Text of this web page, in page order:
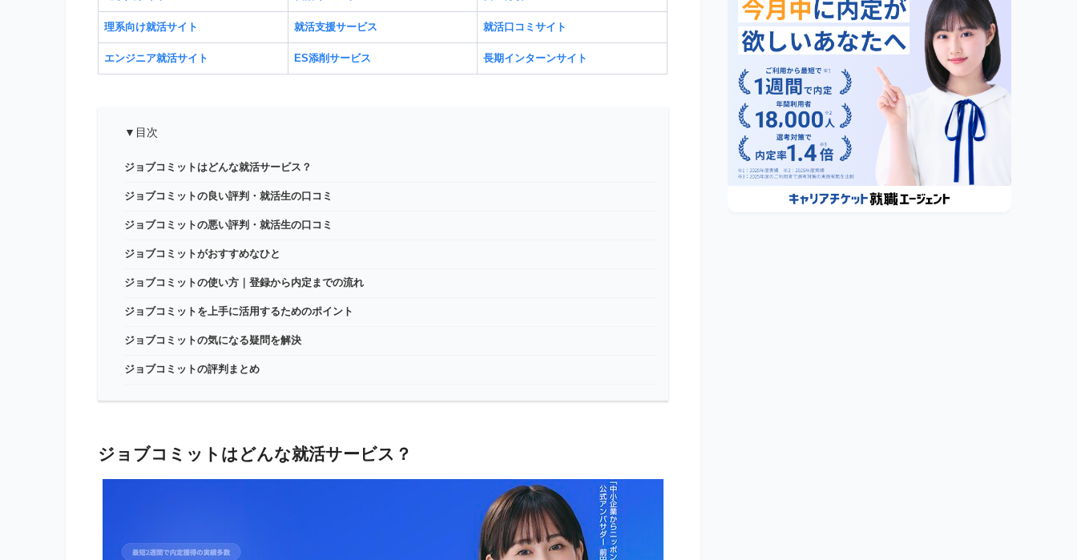
理系向け就活サイト 就活支援サービス 就活口コミサイト
エンジニア就活サイト ES添削サービス 長期インターンサイト
▼目次
ジョブコミットはどんな就活サービス？
ジョブコミットの良い評判・就活生の口コミ
ジョブコミットの悪い評判・就活生の口コミ
ジョブコミットがおすすめなひと
ジョブコミットの使い方｜登録から内定までの流れ
ジョブコミットを上手に活用するためのポイント
ジョブコミットの気になる疑問を解決
ジョブコミットの評判まとめ
ジョブコミットはどんな就活サービス？